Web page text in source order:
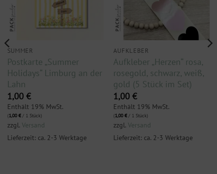
SUMMER
Postkarte „Summer
Holidays“ Limburg an der
Lahn
1,00 €
Enthält 19% MwSt.
(1,00€/ 1 Stück)
zzgl. Versand
Lieferzeit: ca. 2-3 Werktage
AUFKLEBER
Aufkleber „Herzen“ rosa,
rosegold, schwarz, weiß,
gold (5 Stück im Set)
1,00 €
Enthält 19% MwSt.
(1,00€/ 1 Stück)
zzgl. Versand
Lieferzeit: ca. 2-3 Werktage